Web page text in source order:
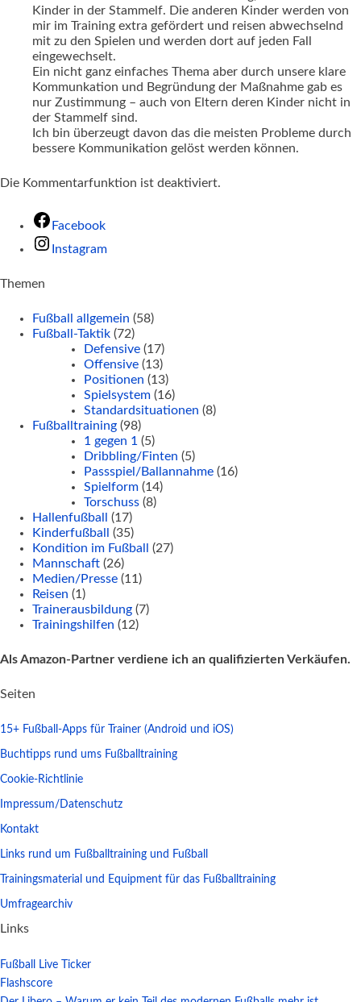
Kinder in der Stammelf. Die anderen Kinder werden von
mir im Training extra gefördert und reisen abwechselnd
mit zu den Spielen und werden dort auf jeden Fall
eingewechselt.
Ein nicht ganz einfaches Thema aber durch unsere klare
Kommunkation und Begründung der Maßnahme gab es
nur Zustimmung – auch von Eltern deren Kinder nicht in
der Stammelf sind.
Ich bin überzeugt davon das die meisten Probleme durch
bessere Kommunikation gelöst werden können.
Die Kommentarfunktion ist deaktiviert.
Facebook
Instagram
Themen
Fußball allgemein (58)
Fußball-Taktik (72)
Defensive (17)
Offensive (13)
Positionen (13)
Spielsystem (16)
Standardsituationen (8)
Fußballtraining (98)
1 gegen 1 (5)
Dribbling/Finten (5)
Passspiel/Ballannahme (16)
Spielform (14)
Torschuss (8)
Hallenfußball
(17)
Kinderfußball
(35)
Kondition im Fußball
(27)
Mannschaft (26)
Medien/Presse (11)
Reisen (1)
Trainerausbildung (7)
Trainingshilfen (12)
Als Amazon-Partner verdiene ich an qualifizierten Verkäufen.
Seiten
15+ Fußball-Apps für Trainer (Android und iOS)
Buchtipps rund ums Fußballtraining
Cookie-Richtlinie
Impressum/Datenschutz
Kontakt
Links rund um Fußballtraining und Fußball
Trainingsmaterial und Equipment für das Fußballtraining
Umfragearchiv
Links
Fußball Live Ticker
Flashscore